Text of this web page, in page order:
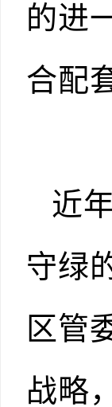
的进
合配
近
守绿
区管
战略